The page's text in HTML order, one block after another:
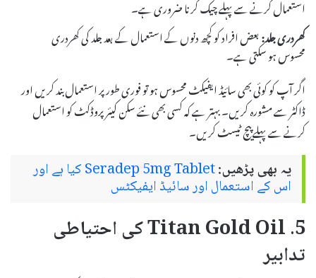
استعمال کرنے سے پہلے چیک کرنا ضروری ہے۔
کھردری جلد:بعض افراد کو کچھ دنوں کے استعمال کے بعد جلد کی کھردری
محسوس ہو سکتی ہے۔
اگر آپ کو کوئی بھی سائیڈ ایفیکٹ محسوس ہو تو فوری طور پر استعمال بند کریں اور
ڈاکٹر سے مشورہ کریں۔ بہتر ہے کہ کسی بھی نئے سکن کیئر پروڈکٹ کو استعمال
کرنے سے پہلے پیچ ٹیسٹ کریں۔
یہ بھی پڑھیں: Seradep 5mg Tablet کیا ہے اور
اس کے استعمال اور سائیڈ ایفیکٹس
5. Titan Gold Oil کی احتیاطی
تدابیر